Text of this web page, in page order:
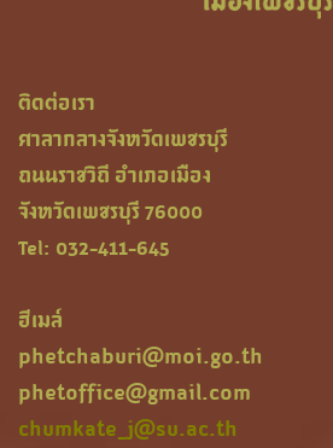
ติดต่อเรา
ศาลากลางจังหวัดเพชรบุรี
ถนนราชวิถี อำเภอเมือง
จังหวัดเพชรบุรี 76000
Tel: 032-411-645
ฮีเมล์
phetchaburi@moi.go.th
phetoffice@gmail.com
chumkate_j@su.ac.th